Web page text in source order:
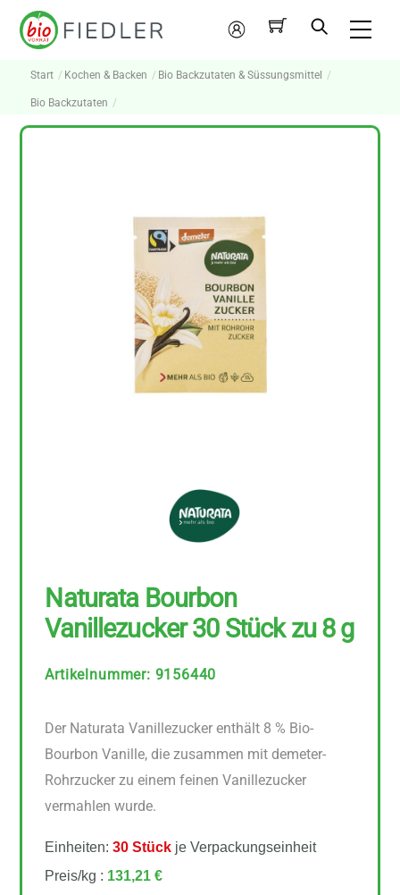
Skip
Mein
Konto
Start Kochen & Backen Bio Backzutaten & Süssungsmittel
Bio Backzutaten
Naturata Bourbon
Vanillezucker 30 Stück zu 8 g
Artikelnummer: 9156440
Der Naturata Vanillezucker enthält 8 % Bio-
Bourbon Vanille, die zusammen mit demeter-
Rohrzucker zu einem feinen Vanillezucker
vermahlen wurde.
Einheiten:30 Stück je Verpackungseinheit
Preis/kg : 131,21 €